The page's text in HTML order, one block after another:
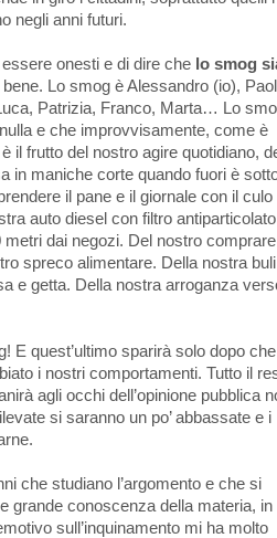
negli anni futuri.
essere onesti e di dire che lo smog
Lo smog è Alessandro (io),
Patrizia, Franco, Marta… Lo
e che improvvisamente, come è
il frutto del nostro agire quotidiano,
in maniche corte quando fuori è
il pane e il giornale con il culo
auto diesel con filtro antiparticolato
dai negozi. Del nostro
spreco alimentare. Della nostra
e getta. Della nostra arroganza
E quest’ultimo sparirà solo dopo che
i nostri comportamenti. Tutto il
agli occhi dell’opinione pubblica
si saranno un po’ abbassate e i
che studiano l’argomento e che si
grande conoscenza della materia, in
sull’inquinamento mi ha molto